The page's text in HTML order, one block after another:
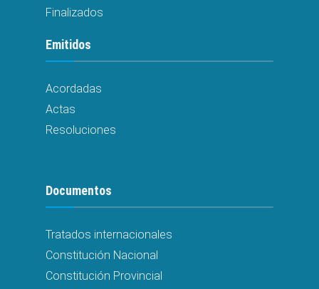
Finalizados
Emitidos
Acordadas
Actas
Resoluciones
Documentos
Tratados internacionales
Constitución Nacional
Constitución Provincial